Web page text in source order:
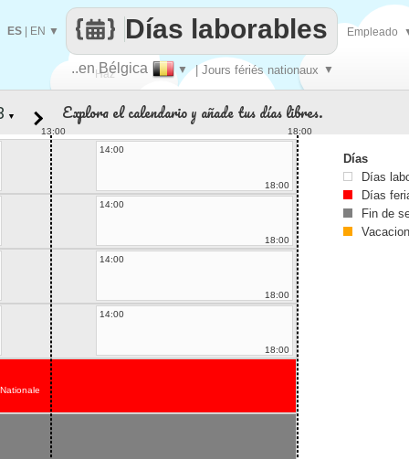
Haz
..en Bélgica ▼ | Jours fériés nationaux ▼
Días laborables
ES EN ▼ Empleado
▼ Explora el calendario y añade tus días libres.
13:00
18:00
14:00
18:00
14:00
18:00
14:00
18:00
14:00
18:00
Días
Días
Días
Fin de